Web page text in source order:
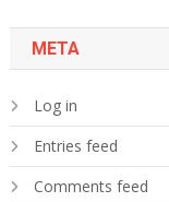
META
Log in
Entries feed
Comments feed